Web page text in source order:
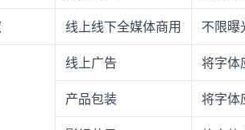
线上线下全媒体商用 不限曝
线上广告 将字体
产品包装 将字体